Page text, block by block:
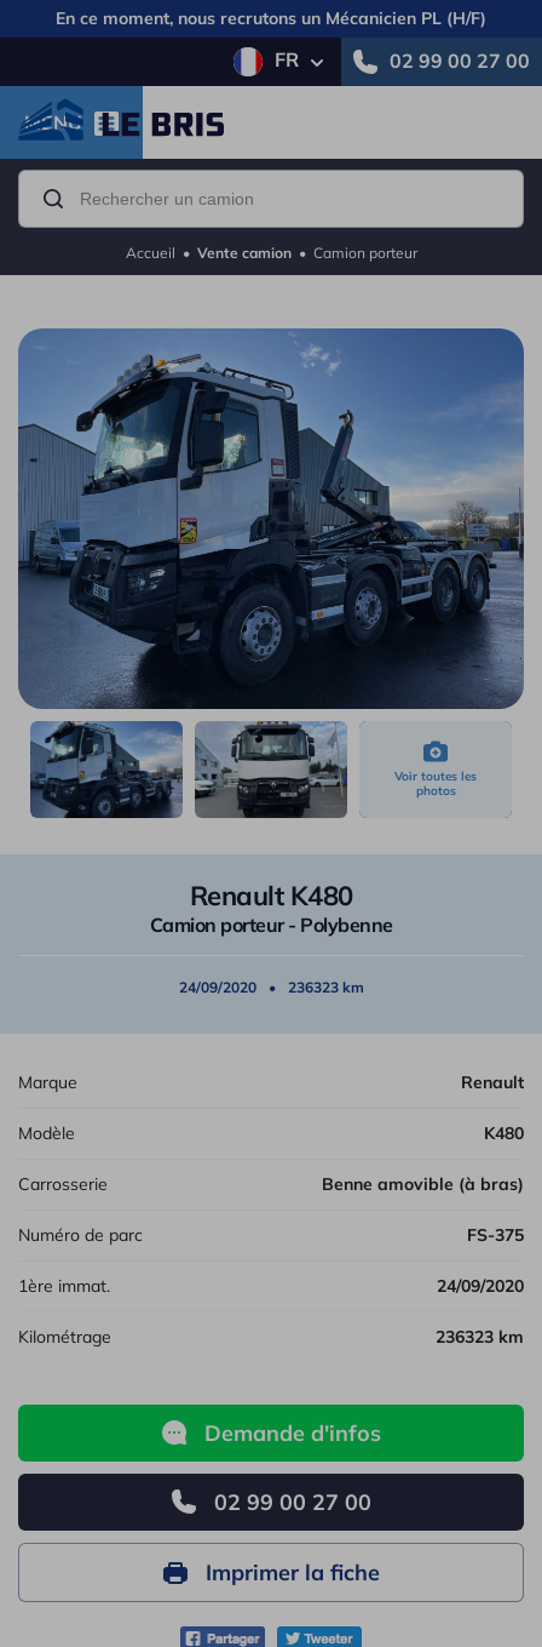
En ce moment, nous recrutons un Mécanicien PL (H/F)
FR 02 99 00 27 00
MENU
Accueil • Vente camion• Camion porteur
Renault K480
Camion porteur - Polybenne
24/09/2020 236323 km
Marque Renault
Modèle K480
Carrosserie Benne amovible (à bras)
Numéro de parc FS-375
1ère immat. 24/09/2020
Kilométrage 236323 km
Demande d'infos
02 99 00 27 00
Imprimer la fiche